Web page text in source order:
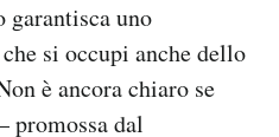
garantisca uno
si occupi anche dello
è ancora chiaro se
promossa dal